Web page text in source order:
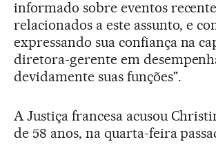
informado sobre eventos
relacionados a este assunto, e
expressando sua confiança na
diretora-gerente em
devidamente suas funções".
A Justiça francesa acusou
de 58 anos, na quarta-feira